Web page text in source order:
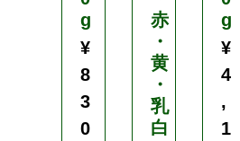
g
¥
8
3
0
赤
・
黄
・
乳
白
g
¥
4
,
1